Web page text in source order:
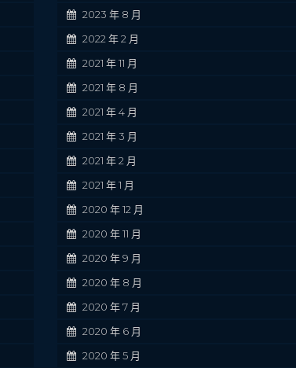
2023 年 8 月
2022 年 2 月
2021 年 11 月
2021 年 8 月
2021 年 4 月
2021 年 3 月
2021 年 2 月
2021 年 1 月
2020 年 12 月
2020 年 11 月
2020 年 9 月
2020 年 8 月
2020 年 7 月
2020 年 6 月
2020 年 5 月